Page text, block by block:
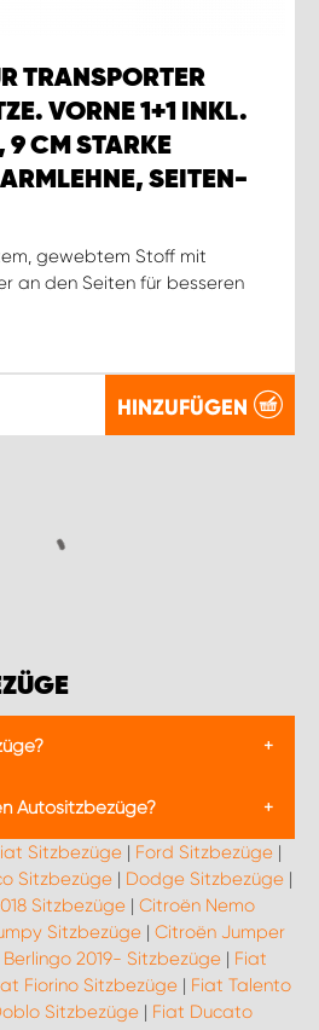
TRANSPORTER
VORNE 1+1 INKL.
9 CM STARKE
SEITEN-
gewebtem Stoff mit
an den Seiten für besseren
HINZUFÜGEN
Überzüge, die über die
gezogen werden. Sie
originalen Sitzpolsterung vor
Beschädigungen.
in verschiedenen Materialien
sowie in
um den Innenraum eines
zu gestalten.
Autositzbezüge?
zahlreiche Vorteile: Sie
Sitze vor Verschmutzungen,
was den
Fahrzeugs erhöhen kann.
eine individuelle Gestaltung
und verbessern den
Einsatz von waschbaren
Autositzbezüge leicht reinigen,
Sitzbezüge| Ford Sitzbezüge|
Sitzbezüge| Dodge Sitzbezüge|
Sitzbezüge | Citroën Nemo
Sitzbezüge | Citroën Jumper
2019- Sitzbezüge | Fiat
Fiorino Sitzbezüge | Fiat Talento
Sitzbezüge | Fiat Ducato